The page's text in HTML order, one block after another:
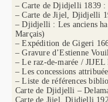
– Carte de Djidjelli 1839 :
– Carte de Jijel, Djidjelli
– Djidjelli : Les anciens
Marçais)
– Expédition de Gigeri
– Gravure d’Estienne
– Le raz-de-marée / JIJEL
– Les concessions
– Liste de références
Carte de Djidjelli –
Carte de Jijel, Djidjelli